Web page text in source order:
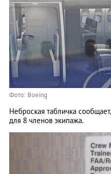
Фото: Boeing
Неброская табличка
для 8 членов экипажа.